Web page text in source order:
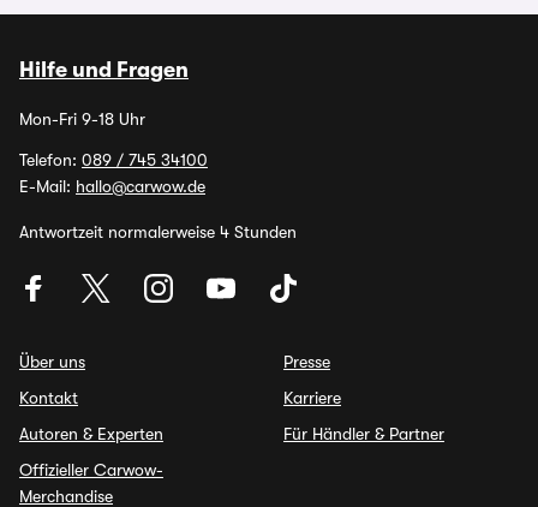
Hilfe und Fragen
Mon-Fri 9-18 Uhr
Telefon: 089 / 745 34100
E-Mail: hallo@carwow.de
Antwortzeit normalerweise 4 Stunden
Über uns
Kontakt
Autoren & Experten
Offizieller Carwow-
Merchandise
Presse
Karriere
Für Händler & Partner